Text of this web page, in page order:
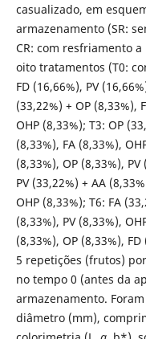
casualizado, em
armazenamento (SR:
CR: com resfriamento a
oito tratamentos (T0:
FD (16,66%), PV
(33,22%) + OP (8,33%),
OHP (8,33%); T3: OP
(8,33%), FA (8,33%),
(8,33%), OP (8,33%),
PV (33,22%) + AA
OHP (8,33%); T6: FA
(8,33%), PV (8,33%),
(8,33%), OP (8,33%),
5 repetições (frutos)
no tempo 0 (antes da
armazenamento.
diâmetro (mm),